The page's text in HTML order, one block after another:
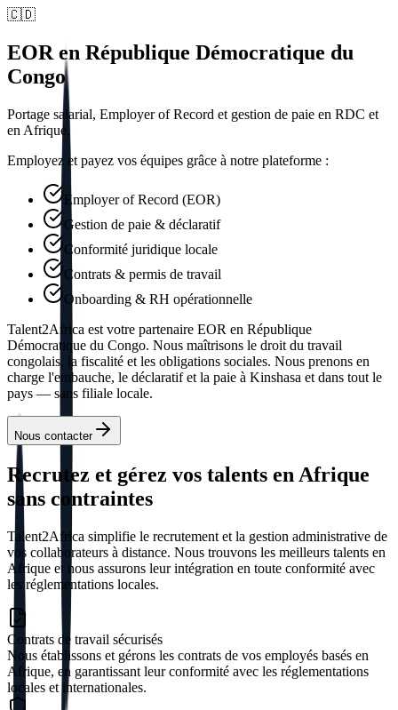
🇨🇩
EOR en République Démocratique du
Congo
Portage salarial, Employer of Record et gestion de paie en RDC et
en Afrique.
Employez et payez vos équipes grâce à notre plateforme :
Employer of Record (EOR)
Gestion de paie & déclaratif
Conformité juridique locale
Contrats & permis de travail
Onboarding & RH opérationnelle
Talent2Africa est votre partenaire EOR en République
Démocratique du Congo. Nous maîtrisons le droit du travail
congolais, la fiscalité et les obligations sociales. Nous prenons en
charge l'embauche, le déclaratif et la paie à Kinshasa et dans tout le
pays — sans filiale locale.
Nous contacter
Recrutez et gérez vos talents en Afrique
sans contraintes
Talent2Africa simplifie le recrutement et la gestion administrative de
vos collaborateurs à distance. Nous trouvons les meilleurs talents en
Afrique et nous assurons leur intégration en toute conformité avec
les réglementations locales.
Contrats de travail sécurisés
Nous établissons et gérons les contrats de vos employés basés en
Afrique, en garantissant leur conformité avec les réglementations
locales et internationales.